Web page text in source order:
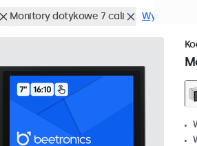
Monitory dotykowe 7 cali Wyczyść